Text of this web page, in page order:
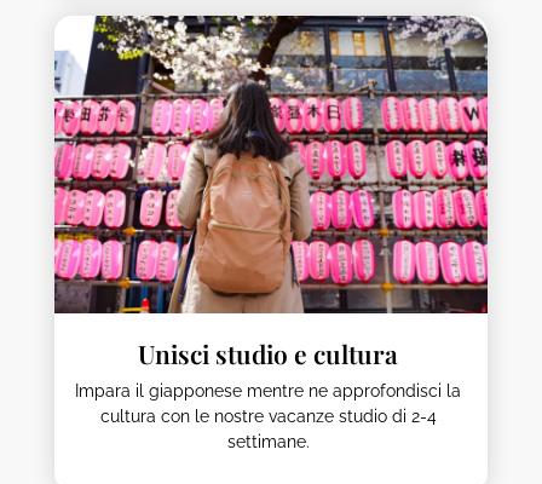
Unisci studio e cultura
Impara il giapponese mentre ne approfondisci la
cultura con le nostre vacanze studio di 2-4
settimane.